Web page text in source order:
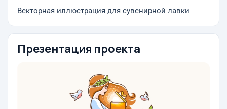
Векторная иллюстрация для сувенирной лавки
Презентация проекта